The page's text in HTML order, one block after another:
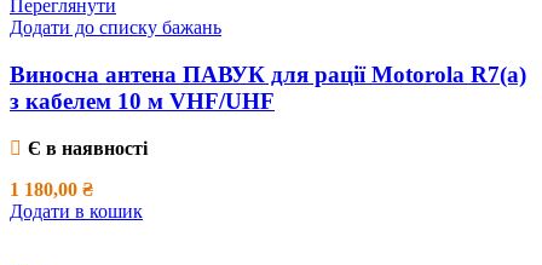
Переглянути
Додати до списку бажань
Виносна антена ПАВУК для рації Motorola R7(a)
з кабелем 10 м VHF/UHF
Є в наявності
1 180,00 ₴
Додати в кошик